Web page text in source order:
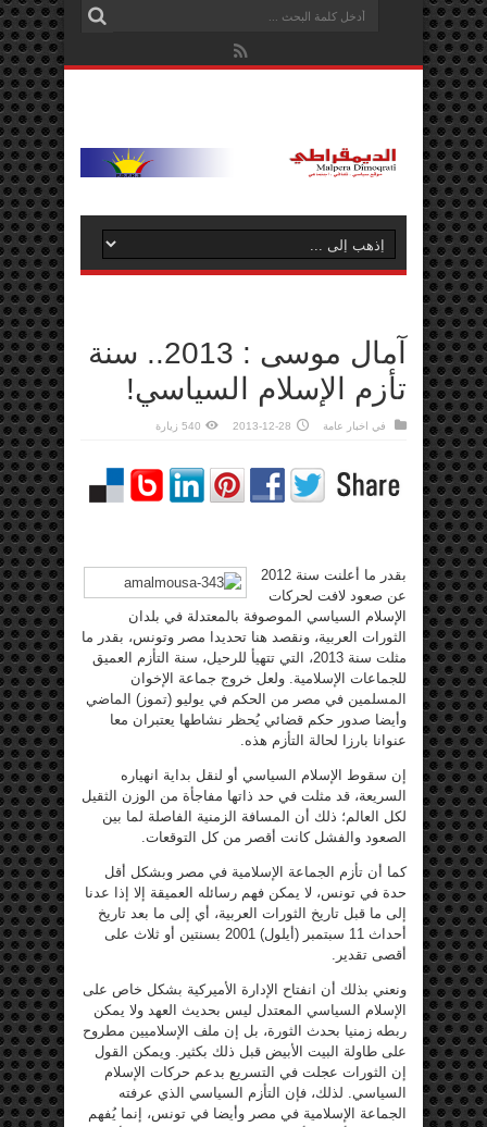
آمال موسى : 2013.. سنة
تأزم الإسلام السياسي!
في اخبار عامة 2013-12-28 540 زيارة
بقدر ما أعلنت سنة 2012
عن صعود لافت لحركات
الإسلام السياسي الموصوفة بالمعتدلة في بلدان
الثورات العربية، ونقصد هنا تحديدا مصر وتونس، بقدر ما
مثلت سنة 2013، التي تتهيأ للرحيل، سنة التأزم العميق
للجماعات الإسلامية. ولعل خروج جماعة الإخوان
المسلمين في مصر من الحكم في يوليو (تموز) الماضي
وأيضا صدور حكم قضائي يُحظر نشاطها يعتبران معا
عنوانا بارزا لحالة التأزم هذه.
إن سقوط الإسلام السياسي أو لنقل بداية انهياره
السريعة، قد مثلت في حد ذاتها مفاجأة من الوزن الثقيل
لكل العالم؛ ذلك أن المسافة الزمنية الفاصلة لما بين
الصعود والفشل كانت أقصر من كل التوقعات.
كما أن تأزم الجماعة الإسلامية في مصر وبشكل أقل
حدة في تونس، لا يمكن فهم رسائله العميقة إلا إذا عدنا
إلى ما قبل تاريخ الثورات العربية، أي إلى ما بعد تاريخ
أحداث 11 سبتمبر (أيلول) 2001 بسنتين أو ثلاث على
أقصى تقدير.
ونعني بذلك أن انفتاح الإدارة الأميركية بشكل خاص على
الإسلام السياسي المعتدل ليس بحديث العهد ولا يمكن
ربطه زمنيا بحدث الثورة، بل إن ملف الإسلاميين مطروح
على طاولة البيت الأبيض قبل ذلك بكثير. ويمكن القول
إن الثورات عجلت في التسريع بدعم حركات الإسلام
السياسي. لذلك، فإن التأزم السياسي الذي عرفته
الجماعة الإسلامية في مصر وأيضا في تونس، إنما يُفهم